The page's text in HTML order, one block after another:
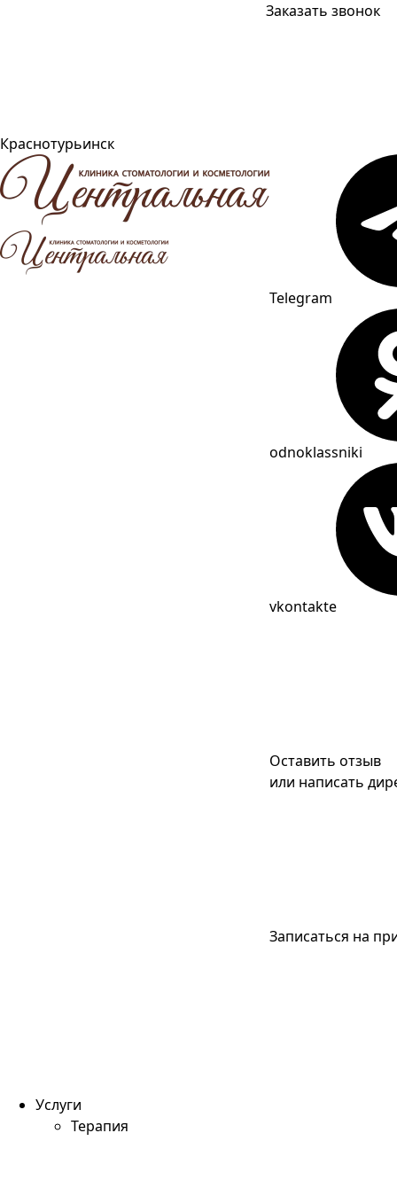
Краснотурьинск
Заказать звонок
Telegram
odnoklassniki
vkontakte
Оставить отзыв
или написать
Записаться на
Услуги
Терапия